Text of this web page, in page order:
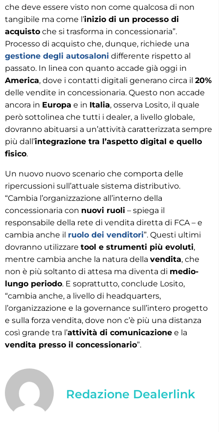
che deve essere visto non come qualcosa di non
tangibile ma come l’inizio di un processo di
acquisto che si trasforma in concessionaria”.
Processo di acquisto che, dunque, richiede una
gestione degli autosaloni differente rispetto al
passato. In linea con quanto accade già oggi in
America, dove i contatti digitali generano circa il 20%
delle vendite in concessionaria. Questo non accade
ancora in Europa e in Italia, osserva Losito, il quale
però sottolinea che tutti i dealer, a livello globale,
dovranno abituarsi a un’attività caratterizzata sempre
più dall’integrazione tra l’aspetto digital e quello
fisico.
Un nuovo nuovo scenario che comporta delle
ripercussioni sull’attuale sistema distributivo.
“Cambia l’organizzazione all’interno della
concessionaria con nuovi ruoli – spiega il
responsabile della rete di vendita diretta di FCA – e
cambia anche il ruolo dei venditori”. Questi ultimi
dovranno utilizzare tool e strumenti più evoluti,
mentre cambia anche la natura della vendita, che
non è più soltanto di attesa ma diventa di medio-
lungo periodo. E soprattutto, conclude Losito,
“cambia anche, a livello di headquarters,
l’organizzazione e la governance sull’intero progetto
e sulla forza vendita, dove non c’è più una distanza
così grande tra l’attività di comunicazione e la
vendita presso il concessionario”.
Redazione Dealerlink